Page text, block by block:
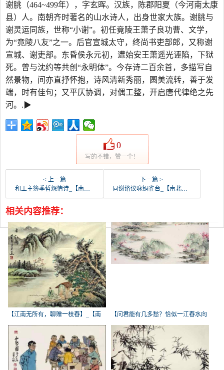
谢朓（464~499年），字玄晖。汉族，陈郡阳夏（今河南太康
县）人。南朝齐时著名的山水诗人，出身世家大族。谢朓与
谢灵运同族，世称“小谢”。初任竟陵王萧子良功曹、文学，
为“竟陵八友”之一。后官宣城太守，终尚书吏部郎，又称谢
宣城、谢吏部。东昏侯永元初，遭始安王萧遥光诬陷，下狱
死。曾与沈约等共创“永明体”。今存诗二百余首，多描写自
然景物，间亦直抒怀抱，诗风清新秀丽，圆美流转，善于发
端，时有佳句；又平仄协调，对偶工整，开启唐代律绝之先
河。.▶
0
写的不错，赞一个！
< 上一篇
和王主簿季哲怨情诗_【南北朝】_【谢朓】
下一篇 >
同谢谘议咏铜雀台_【南北朝】_【谢朓】
相关内容推荐：
【江南无所有，聊赠一枝春】_【南
【问君能有几多愁？恰似一江春水向